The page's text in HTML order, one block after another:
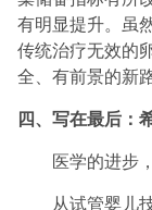
有明显提升。虽
传统治疗无效的
全、有前景的新
四、写在最后：
医学的进步
从试管婴儿